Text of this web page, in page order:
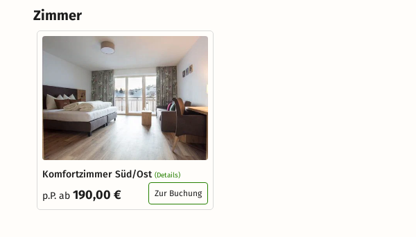
Zimmer
Komfortzimmer Süd/Ost (Details)
p.P. ab 190,00 € Zur Buchung